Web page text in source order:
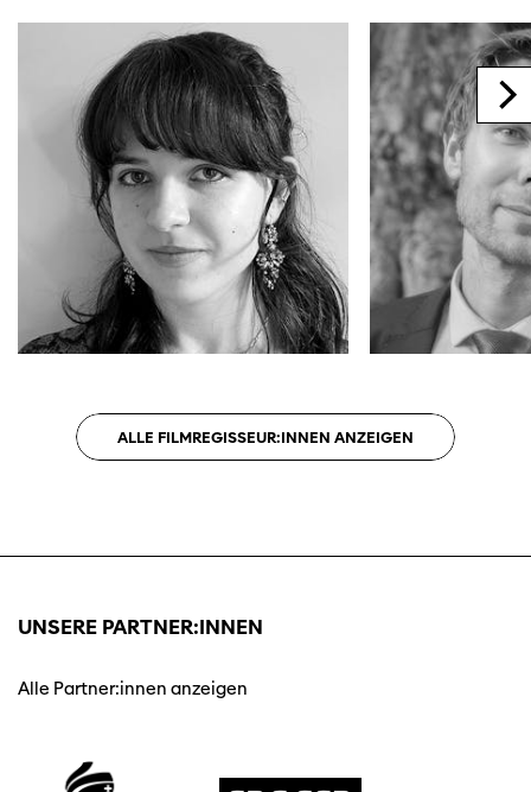
ALLE FILMREGISSEUR:INNEN ANZEIGEN
UNSERE PARTNER:INNEN
Alle Partner:innen anzeigen